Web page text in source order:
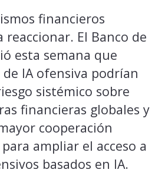
financieros
reaccionar. El Banco de
esta semana que
IA ofensiva podrían
sistémico sobre
financieras globales y
cooperación
ampliar el acceso a
basados en IA.